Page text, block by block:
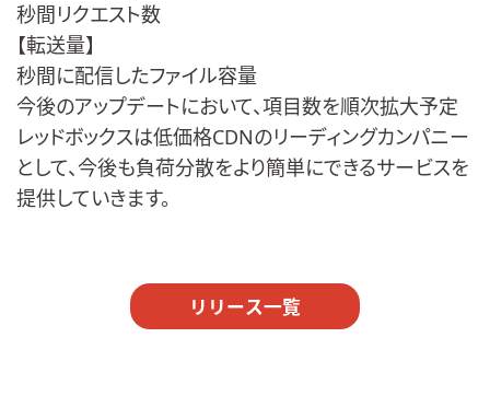
秒間リクエスト数
【転送量】
秒間に配信したファイル容量
今後のアップデートにおいて、項目数を順次拡大予定
レッドボックスは低価格CDNのリーディングカンパニー
として、今後も負荷分散をより簡単にできるサービスを
提供していきます。
リリース一覧